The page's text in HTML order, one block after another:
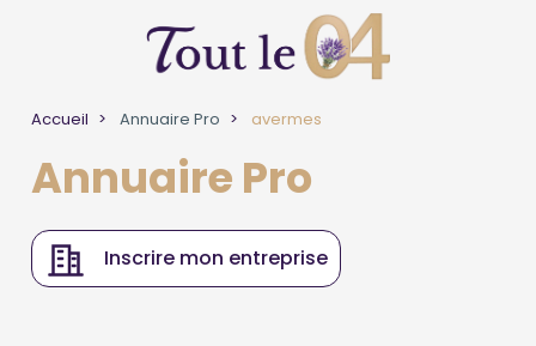
Accueil Annuaire Pro avermes
Annuaire Pro
Inscrire mon entreprise